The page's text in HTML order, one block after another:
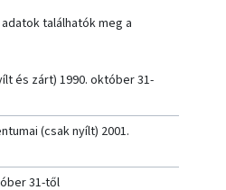
találhatók meg a
és zárt) 1990. október 31-
(csak nyílt) 2001.
31-től